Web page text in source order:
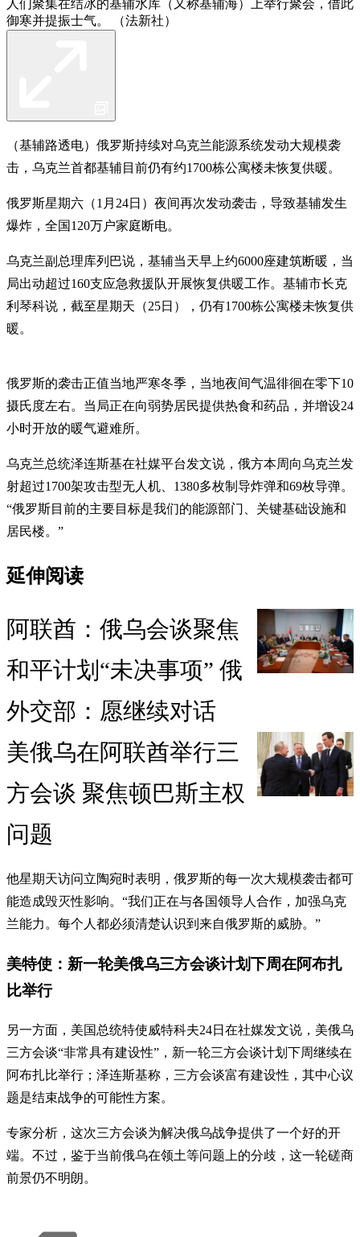
人们聚集在结冰的基辅水库（又称基辅海）上举行聚会，借此
御寒并提振士气。 （法新社）
（基辅路透电）俄罗斯持续对乌克兰能源系统发动大规模袭
击，乌克兰首都基辅目前仍有约1700栋公寓楼未恢复供暖。
俄罗斯星期六（1月24日）夜间再次发动袭击，导致基辅发生
爆炸，全国120万户家庭断电。
乌克兰副总理库列巴说，基辅当天早上约6000座建筑断暖，当
局出动超过160支应急救援队开展恢复供暖工作。基辅市长克
利琴科说，截至星期天（25日），仍有1700栋公寓楼未恢复供
暖。
俄罗斯的袭击正值当地严寒冬季，当地夜间气温徘徊在零下10
摄氏度左右。当局正在向弱势居民提供热食和药品，并增设24
小时开放的暖气避难所。
乌克兰总统泽连斯基在社媒平台发文说，俄方本周向乌克兰发
射超过1700架攻击型无人机、1380多枚制导炸弹和69枚导弹。
“俄罗斯目前的主要目标是我们的能源部门、关键基础设施和
居民楼。”
延伸阅读
阿联酋：俄乌会谈聚焦
和平计划“未决事项” 俄
外交部：愿继续对话
美俄乌在阿联酋举行三
方会谈 聚焦顿巴斯主权
问题
他星期天访问立陶宛时表明，俄罗斯的每一次大规模袭击都可
能造成毁灭性影响。“我们正在与各国领导人合作，加强乌克
兰能力。每个人都必须清楚认识到来自俄罗斯的威胁。”
美特使：新一轮美俄乌三方会谈计划下周在阿布扎
比举行
另一方面，美国总统特使威特科夫24日在社媒发文说，美俄乌
三方会谈“非常具有建设性”，新一轮三方会谈计划下周继续在
阿布扎比举行；泽连斯基称，三方会谈富有建设性，其中心议
题是结束战争的可能性方案。
专家分析，这次三方会谈为解决俄乌战争提供了一个好的开
端。不过，鉴于当前俄乌在领土等问题上的分歧，这一轮磋商
前景仍不明朗。